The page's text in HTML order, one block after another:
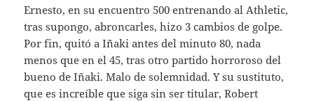
Ernesto, en su encuentro 500 entrenando al Athletic,
tras supongo, abroncarles, hizo 3 cambios de golpe.
Por fin, quitó a Iñaki antes del minuto 80, nada
menos que en el 45, tras otro partido horroroso del
bueno de Iñaki. Malo de solemnidad. Y su sustituto,
que es increíble que siga sin ser titular, Robert